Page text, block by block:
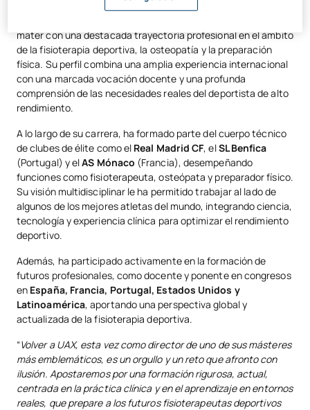
Diplomado en Fisioterapia por la propia Universidad
mater con una destacada trayectoria profesional en el ámbito
de la fisioterapia deportiva, la osteopatía y la preparación
física. Su perfil combina una amplia experiencia internacional
con una marcada vocación docente y una profunda
comprensión de las necesidades reales del deportista de alto
rendimiento.
A lo largo de su carrera, ha formado parte del cuerpo técnico
de clubes de élite como el Real Madrid CF, elSL Benfica
(Portugal) y elAS Mónaco (Francia), desempeñando
funciones como fisioterapeuta, osteópata y preparador físico.
Su visión multidisciplinar le ha permitido trabajar al lado de
algunos de los mejores atletas del mundo, integrando ciencia,
tecnología y experiencia clínica para optimizar el rendimiento
deportivo.
Además, ha participado activamente en la formación de
futuros profesionales, como docente y ponente en congresos
en España, Francia, Portugal, Estados Unidos y
Latinoamérica, aportando una perspectiva global y
actualizada de la fisioterapia deportiva.
“Volver a UAX, esta vez como director de uno de sus másteres
más emblemáticos, es un orgullo y un reto que afronto con
ilusión. Apostaremos por una formación rigurosa, actual,
centrada en la práctica clínica y en el aprendizaje en entornos
reales, que prepare a los futuros fisioterapeutas deportivos